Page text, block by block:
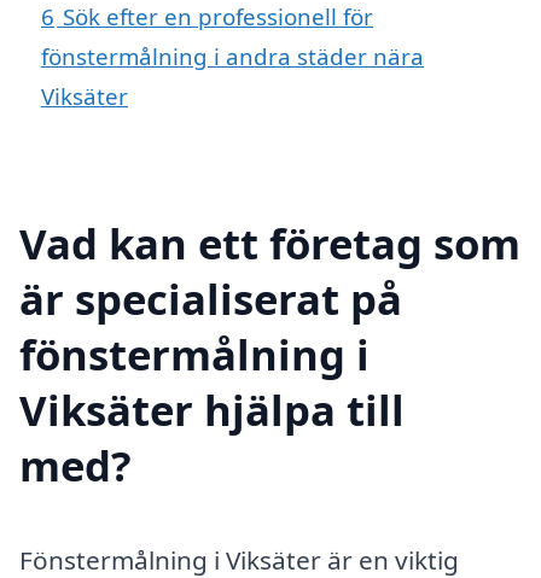
6 Sök efter en professionell för
fönstermålning i andra städer nära
Viksäter
Vad kan ett företag som
är specialiserat på
fönstermålning i
Viksäter hjälpa till
med?
Fönstermålning i Viksäter är en viktig